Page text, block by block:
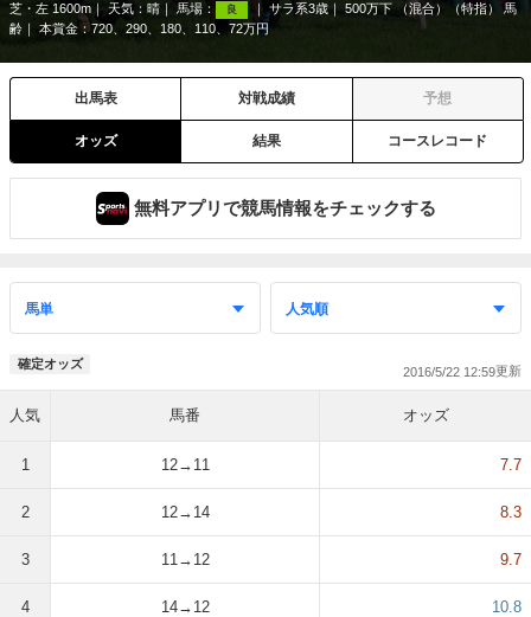
芝・左 1600m 天気： 晴 馬場： 良 サラ系3歳
500万下 （混合）（特指） 馬
齢
本賞金：720、290、180、110、72万円
出馬表 対戦成績 予想
オッズ 結果 コースレコード
無料アプリで競馬情報をチェックする
確定オッズ
2016/5/22 12:59
人気 馬番 オッズ
1 12→11 7.7
2 12→14 8.3
3 11→12 9.7
4 14→12 10.8